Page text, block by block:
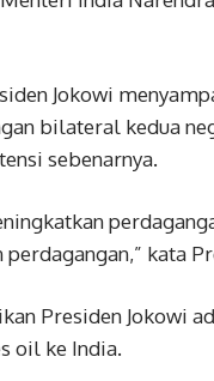
Jokowi
bilateral kedua
sebenarnya.
kata
Presiden Jokowi
oil ke India.